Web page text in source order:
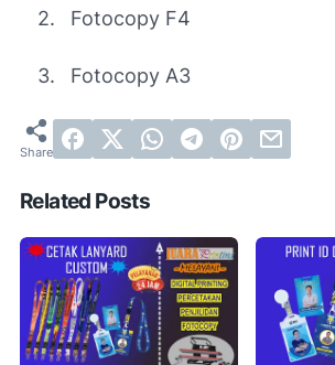
2. Fotocopy F4
3. Fotocopy A3
Related Posts